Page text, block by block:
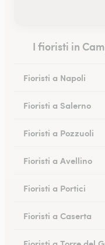
I fioristi in
Fioristi a Napoli
Fioristi a Salerno
Fioristi a Pozzuoli
Fioristi a Avellino
Fioristi a Portici
Fioristi a Caserta